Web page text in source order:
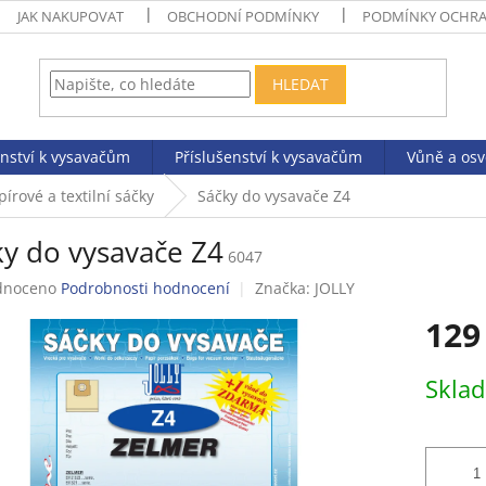
JAK NAKUPOVAT OBCHODNÍ PODMÍNKY PODMÍNKY
HLEDAT
k vysavačům Příslušenství k vysavačům Vůně a
a textilní sáčky Sáčky do vysavače Z4
do vysavače Z4 6047
Podrobnosti hodnocení Značka: JOLLY
cena: